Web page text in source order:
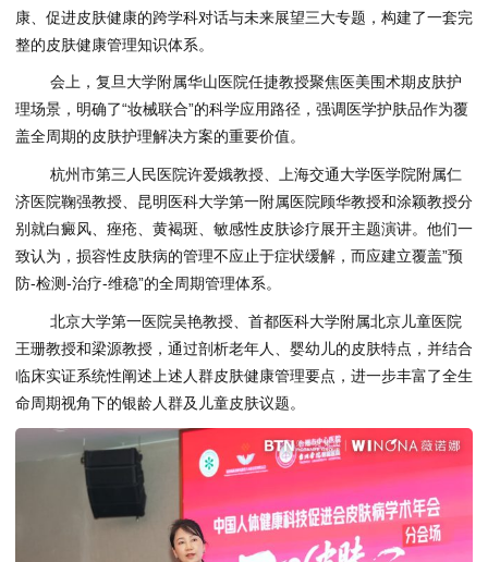
康、促进皮肤健康的跨学科对话与未来展望三大专题，构建了一套完
整的皮肤健康管理知识体系。
会上，复旦大学附属华山医院任捷教授聚焦医美围术期皮肤护
理场景，明确了“妆械联合”的科学应用路径，强调医学护肤品作为覆
盖全周期的皮肤护理解决方案的重要价值。
杭州市第三人民医院许爱娥教授、上海交通大学医学院附属仁
济医院鞠强教授、昆明医科大学第一附属医院顾华教授和涂颖教授分
别就白癜风、痤疮、黄褐斑、敏感性皮肤诊疗展开主题演讲。他们一
致认为，损容性皮肤病的管理不应止于症状缓解，而应建立覆盖”预
防-检测-治疗-维稳”的全周期管理体系。
北京大学第一医院吴艳教授、首都医科大学附属北京儿童医院
王珊教授和梁源教授，通过剖析老年人、婴幼儿的皮肤特点，并结合
临床实证系统性阐述上述人群皮肤健康管理要点，进一步丰富了全生
命周期视角下的银龄人群及儿童皮肤议题。